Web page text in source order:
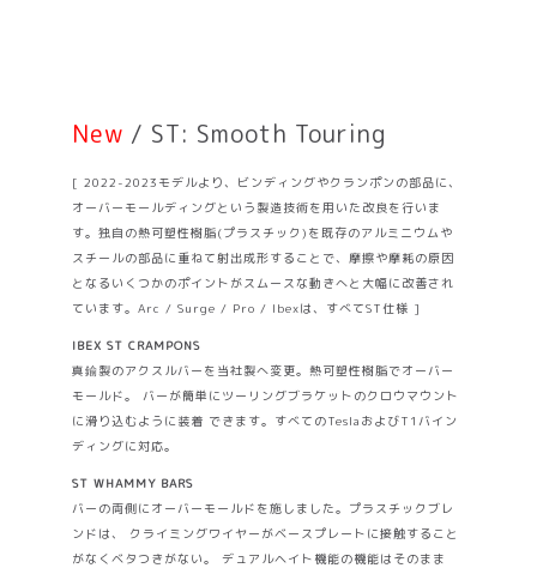
New / ST: Smooth Touring
[ 2022-2023モデルより、ビンディングやクランポンの部品に、
オーバーモールディングという製造技術を用いた改良を行いま
す。独自の熱可塑性樹脂(プラスチック)を既存のアルミニウムや
スチールの部品に重ねて射出成形することで、摩擦や摩耗の原因
となるいくつかのポイントがスムースな動きへと大幅に改善され
ています。Arc / Surge / Pro / Ibexは、すべてST仕様 ]
IBEX ST CRAMPONS
真鍮製のアクスルバーを当社製へ変更。熱可塑性樹脂でオーバー
モールド。 バーが簡単にツーリングブラケットのクロウマウント
に滑り込むように装着 できます。すべてのTeslaおよびT1バイン
ディングに対応。
ST WHAMMY BARS
バーの両側にオーバーモールドを施しました。プラスチックブレ
ンドは、 クライミングワイヤーがベースプレートに接触すること
がなくベタつきがない。 デュアルヘイト機能の機能はそのまま